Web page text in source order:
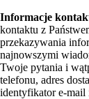
Informacje
kontaktu z
przekazywania
najnowszymi
Twoje pytania i
telefonu, adres
identyfikator e-mail